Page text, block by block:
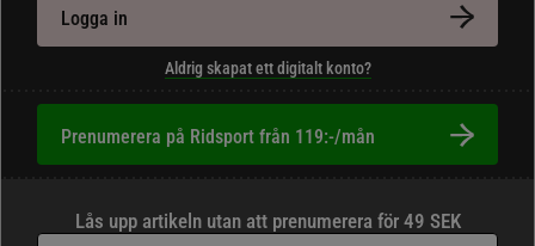
Logga in
Aldrig skapat ett digitalt konto?
Prenumerera på Ridsport från 119:-/mån